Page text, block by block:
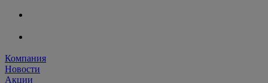
Компания
Новости
Акции